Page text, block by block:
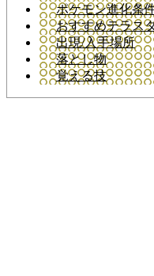
ポケモン進化条
おすすめテラス
出現/入手場所
落とし物
覚える技